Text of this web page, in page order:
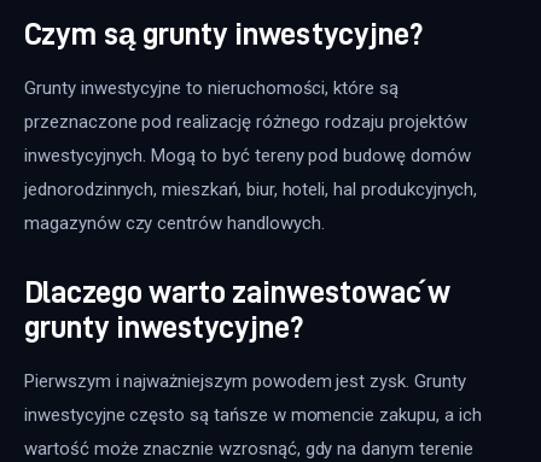
Czym są grunty inwestycyjne?
Grunty inwestycyjne to nieruchomości, które są
przeznaczone pod realizację różnego rodzaju projektów
inwestycyjnych. Mogą to być tereny pod budowę domów
jednorodzinnych, mieszkań, biur, hoteli, hal produkcyjnych,
magazynów czy centrów handlowych.
Dlaczego warto zainwestować w
grunty inwestycyjne?
Pierwszym i najważniejszym powodem jest zysk. Grunty
inwestycyjne często są tańsze w momencie zakupu, a ich
wartość może znacznie wzrosnąć, gdy na danym terenie